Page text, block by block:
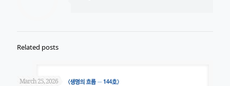
Related posts
March 25, 2026